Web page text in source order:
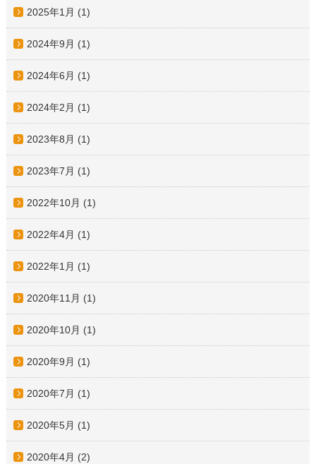
2025年1月 (1)
2024年9月 (1)
2024年6月 (1)
2024年2月 (1)
2023年8月 (1)
2023年7月 (1)
2022年10月 (1)
2022年4月 (1)
2022年1月 (1)
2020年11月 (1)
2020年10月 (1)
2020年9月 (1)
2020年7月 (1)
2020年5月 (1)
2020年4月 (2)